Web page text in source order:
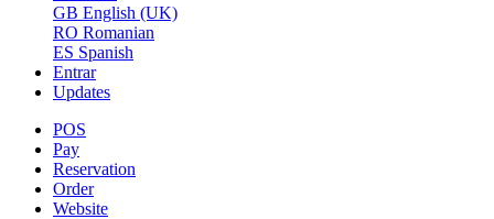
GB English (UK)
RO Romanian
ES Spanish
Entrar
Updates
POS
Pay
Reservation
Order
Website